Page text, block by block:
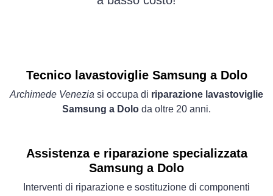
Tecnico lavastoviglie Samsung a Dolo
Archimede Venezia si occupa di riparazione lavastoviglie
Samsung a Dolo da oltre 20 anni.
Assistenza e riparazione specializzata
Samsung a Dolo
Interventi di riparazione e sostituzione di componenti